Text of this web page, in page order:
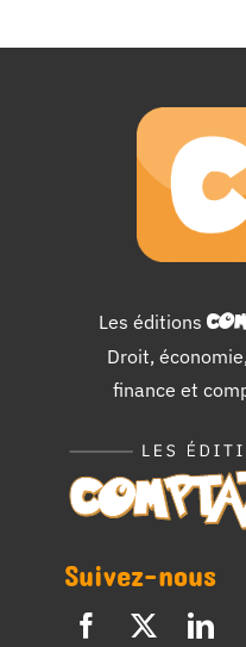
Les éditions
Droit,
finance et
Suivez-nous